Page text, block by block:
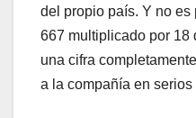
del propio país. Y no es
667 multiplicado por 18
una cifra
a la compañía en serios